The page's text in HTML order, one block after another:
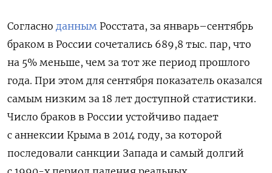
Согласно данным Росстата, за январь–сентябрь
браком в России сочетались 689,8 тыс. пар, что
на 5% меньше, чем за тот же период прошлого
года. При этом для сентября показатель оказался
самым низким за 18 лет доступной статистики.
Число браков в России устойчиво падает
с аннексии Крыма в 2014 году, за которой
последовали санкции Запада и самый долгий